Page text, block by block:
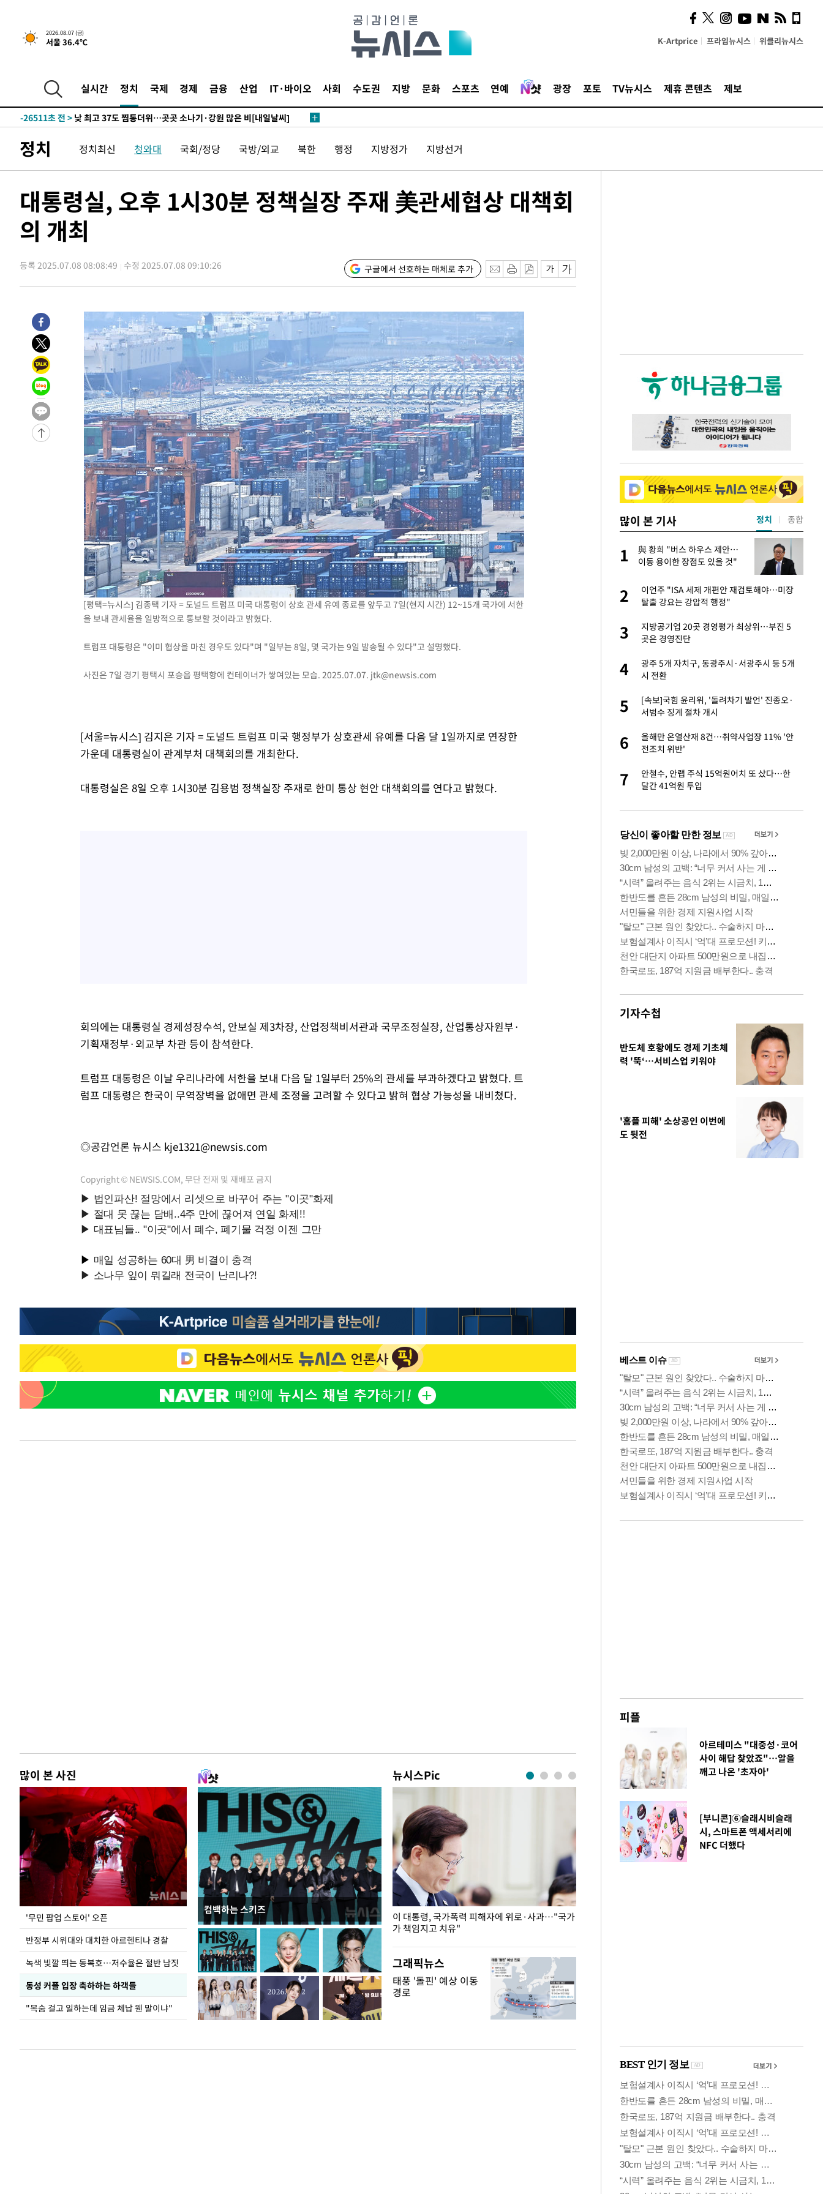
2026.08.07 (금)
서울 36.4℃ K-Artprice 프라임뉴시스 위클리뉴시스
실시간 정치 국제 경제 금융 산업 IT·바이오 사회 수도권 지방 문화 스포츠 연예 광장 포토 TV뉴시스 제휴 콘텐츠 제보
-747초 전 > 민주 콩고 에볼라환자 4천명 돌파, 4053명 발생 1850명 사망
-28577초 전 >
[속보]이 대통령, '호우피해' 안동·의성 관할 4개 면 특별재난지역
-28540초 전 >
갈 수도
-26511초 전 > 낮 최고 37도 찜통더위…곳곳 소나기·강원 많은 비[내일날씨]
응"
-21673초 전 >
여자배구 이재영·이다영 자매, 아제르바이잔 투란VC 입단
-20926초 전 >외국인 심판 성 접대 7경기 들여다보니…한국 축구 '5승 2무'
-20613초 전 >[속보]코스피, 6200선 약보합…0.60% 내린 6258.77에 마쳐
-20593초 전 >[속보]원·달러 환율, 7.7원 내린 1416.1원 마감
-20482초 전 >[속보] 노원서 40.1도 관측…서울, 2018년 이후 첫 40도
-16445초 전 >외신들도 주목한 韓축구 파문…"국민적 공분에 수사 재개"
-16416초 전 >11시간 압수수색에 성접대 파문까지…'쑥대밭' 된 축구협회
병태 후임
-11796초 전 >
[속보]국힘 윤리위, '돌려차기 발언' 진종오·서범수 징계 절차 개시
-7121초 전 >
[속보] 7월 중국 수출 23.9%↑ 수입 27.5%↑…무역총액 25.3%↑
-4281초 전 >
[속보]'채상병 순직 책임' 임성근, 항소심도 징역 3년
-4147초 전 >
[속보]종합특검, '관저이전 봐주기 감사' 유병호 구속기소
-747초 전 >
민주 콩고 에볼라환자 4천명 돌파, 4053명 발생 1850명 사망
-28613초 전 >
"낮 기온 소폭 하락"…수도권 폭염중대경보, 폭염경보로 하향
-28577초 전 >
[속보]이 대통령, '호우피해' 안동·의성 관할 4개 면 특별재난지역
선포
-28540초 전 >
[단독]중수청 지원 검사들, 정원 초과 시 낮은 계급 임용…희망지 못
낮 최고 37도 찜통더위…곳곳 소나기·강원 많은 비[내일날씨]
SK하이닉스, 용인·청주 팹에 54조 투자…"AI 메모리 수요 선제 대
여자배구 이재영·이다영 자매, 아제르바이잔 투란VC 입단
외국인 심판 성 접대 7경기 들여다보니…한국 축구 '5승 2무'
[속보]코스닥, 2.86포인트(0.36%) 내린 798.81마감
[속보]코스피, 6200선 약보합…0.60% 내린 6258.77에 마쳐
[속보]원·달러 환율, 7.7원 내린 1416.1원 마감
[속보] 노원서 40.1도 관측…서울, 2018년 이후 첫 40도
[속보]종합특검, '계엄 수용공간 확보' 신용해 前교정본부장 기소
외신들도 주목한 韓축구 파문…"국민적 공분에 수사 재개"
[속보]규제합리화위원회 부위원장에 김태유 서울대 공대 교수…이
민주 콩고 에볼라환자 4천명 돌파, 4053명 발생 1850명 사망
정치 정치최신 청와대 국회/정당 국방/외교 북한 행정 지방정가 지방선거
대통령실, 오후 1시30분 정책실장 주재 美관세협상 대책회
의 개최
등록 2025.07.08 08:08:49 수정 2025.07.08 09:10:26 구글에서 선호하는 매체로 추가
[평택=뉴시스] 김종택 기자 = 도널드 트럼프 미국 대통령이 상호 관세 유예 종료를 앞두고 7일(현지 시간) 12~15개 국가에 서한
을 보내 관세율을 일방적으로 통보할 것이라고 밝혔다.
트럼프 대통령은 "이미 협상을 마친 경우도 있다"며 "일부는 8일, 몇 국가는 9일 발송될 수 있다"고 설명했다.
사진은 7일 경기 평택시 포승읍 평택항에 컨테이너가 쌓여있는 모습. 2025.07.07. jtk@newsis.com
[서울=뉴시스] 김지은 기자 = 도널드 트럼프 미국 행정부가 상호관세 유예를 다음 달 1일까지로 연장한
가운데 대통령실이 관계부처 대책회의를 개최한다.
대통령실은 8일 오후 1시30분 김용범 정책실장 주재로 한미 통상 현안 대책회의를 연다고 밝혔다.
회의에는 대통령실 경제성장수석, 안보실 제3차장, 산업정책비서관과 국무조정실장, 산업통상자원부·
기획재정부·외교부 차관 등이 참석한다.
트럼프 대통령은 이날 우리나라에 서한을 보내 다음 달 1일부터 25%의 관세를 부과하겠다고 밝혔다. 트
럼프 대통령은 한국이 무역장벽을 없애면 관세 조정을 고려할 수 있다고 밝혀 협상 가능성을 내비쳤다.
◎공감언론 뉴시스 kje1321@newsis.com
Copyright © NEWSIS.COM, 무단 전재 및 재배포 금지
많이 본 사진
'무민 팝업 스토어' 오픈
반정부 시위대와 대치한 아르헨티나 경찰
녹색 빛깔 띄는 동복호…저수율은 절반 남짓
동성 커플 입장 축하하는 하객들
"목숨 걸고 일하는데 임금 체납 웬 말이냐"
컴백하는 스키즈
뉴시스Pic
지석천 뒤덮은 개구리밥
이 대통령, 국가폭력 피해자에 위로·사과…"국가
가 책임지고 치유"
그래픽뉴스
태풍 '돌핀' 예상 이동
경로
많이 본 기사
1
"서장훈, 28억에 산 서초 건물
450억에 매물로"
2
"여군 지원 막힌 UDT 훈련 직접 해봤습니
다"…707 출신 女유튜버 '완벽 소화'
6
[속보]SK하이닉스, 주당 375원 분기 배
7
"출입 막는 건 명백한 차별"
1
與 황희 "버스 하우스 제안…
이동 용이한 장점도 있을 것"
2
이언주 "ISA 세제 개편안 재검토해야…미장
탈출 강요는 강압적 행정"
3
지방공기업 20곳 경영평가 최상위…부진 5
곳은 경영진단
4
광주 5개 자치구, 동광주시·서광주시 등 5개
시 전환
5
[속보]국힘 윤리위, '돌려차기 발언' 진종오·
서범수 징계 절차 개시
6
올해만 온열산재 8건…취약사업장 11% '안
전조치 위반'
7
안철수, 안랩 주식 15억원어치 또 샀다…한
달간 41억원 투입
정치 종합
기자수첩
반도체 호황에도 경제 기초체
력 '뚝‘…서비스업 키워야
'홈플 피해' 소상공인 이번에
도 뒷전
피플
아르테미스 "대중성·코어
사이 해답 찾았죠"…알을
깨고 나온 '초자아'
[부니콘]⑥슬래시비슬래
시, 스마트폰 액세서리에
NFC 더했다